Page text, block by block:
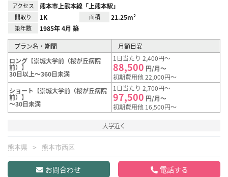
アクセス 熊本市上熊本線「上熊本駅」
間取り 1K 面積 21.25m²
築年数 1985年 4月 築
プラン名・期間
月額目安
ロング【崇城大学前（桜が丘病院
前）】
30日以上～360日未満
1日当たり 2,400円～
88,500 円/月～
初期費用他 22,000円～
ショート【崇城大学前（桜が丘病院
前）】
～30日未満
1日当たり 2,700円～
97,500 円/月～
初期費用他 16,500円～
大学近く
熊本県 熊本市西区
お問合わせ 電話する